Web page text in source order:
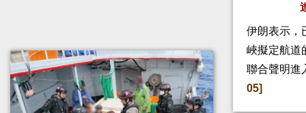
伊朗表示，
峽擬定航道
聯合聲明進
05]